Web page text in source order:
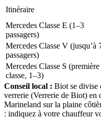
Itinéraire
Mercedes Classe E (1–3
passagers)
Mercedes Classe V (jusqu’à
passagers)
Mercedes Classe S (première
classe, 1–3)
Conseil local : Biot se divise
verrerie (Verrerie de Biot) en
Marineland sur la plaine
: indiquez à votre chauffeur